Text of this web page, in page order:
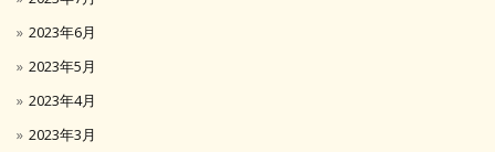
2023年6月
2023年5月
2023年4月
2023年3月